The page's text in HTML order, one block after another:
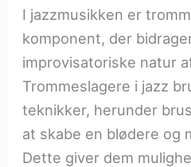
I jazzmusikken er
komponent, der
improvisatoriske natur
Trommeslagere i jazz
teknikker, herunder
at skabe en blødere og
Dette giver dem